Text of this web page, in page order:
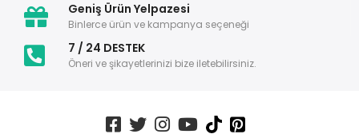
Geniş Ürün Yelpazesi
Binlerce ürün ve kampanya seçeneği
7 / 24 DESTEK
Öneri ve şikayetlerinizi bize iletebilirsiniz.